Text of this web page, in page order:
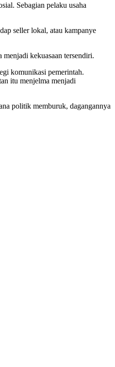
Sebagian pelaku usaha
seller lokal, atau kampanye
menjadi kekuasaan tersendiri.
komunikasi pemerintah.
itu menjelma menjadi
politik memburuk, dagangannya